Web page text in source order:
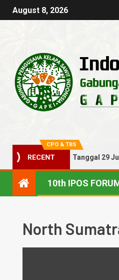
August 8, 2026
CPO & TBS
RECENT
TBS Periode Tanggal 29 Juli
10th IPOS
North